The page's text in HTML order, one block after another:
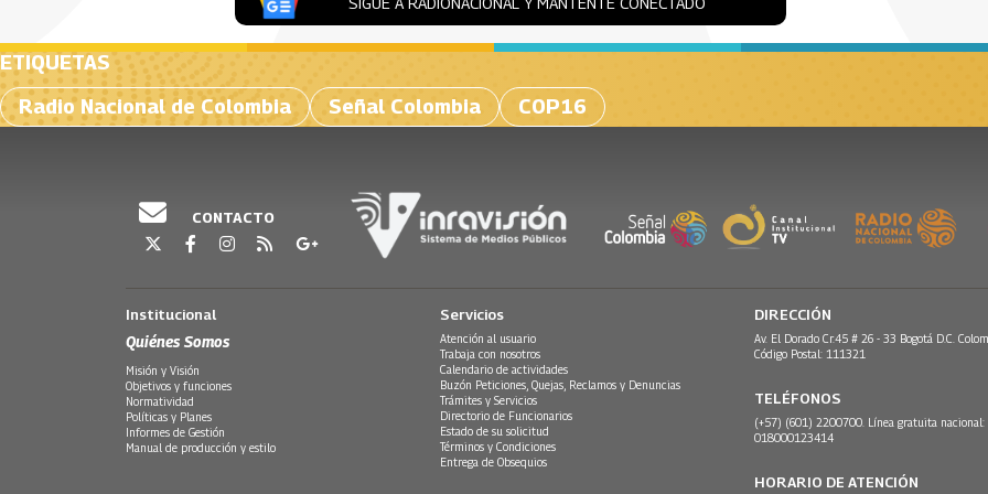
ETIQUETAS
Radio Nacional de Colombia
Señal Colombia COP16
CONTACTO
Institucional
Quiénes Somos
Misión y Visión
Objetivos y funciones
Normatividad
Políticas y Planes
Informes de Gestión
Manual de producción y estilo
Servicios
Atención al usuario
Trabaja con nosotros
Calendario de actividades
Buzón Peticiones, Quejas, Reclamos y Denuncias
Trámites y Servicios
Directorio de Funcionarios
Estado de su solicitud
Términos y Condiciones
Entrega de Obsequios
DIRECCIÓN
Av. El Dorado Cr.45 # 26 - 33 Bogotá D.C.
Código Postal: 111321
TELÉFONOS
(+57) (601) 2200700. Línea gratuita nacional:
018000123414
HORARIO DE ATENCIÓN